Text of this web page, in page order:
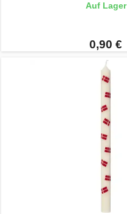
Auf Lager
0,90 €